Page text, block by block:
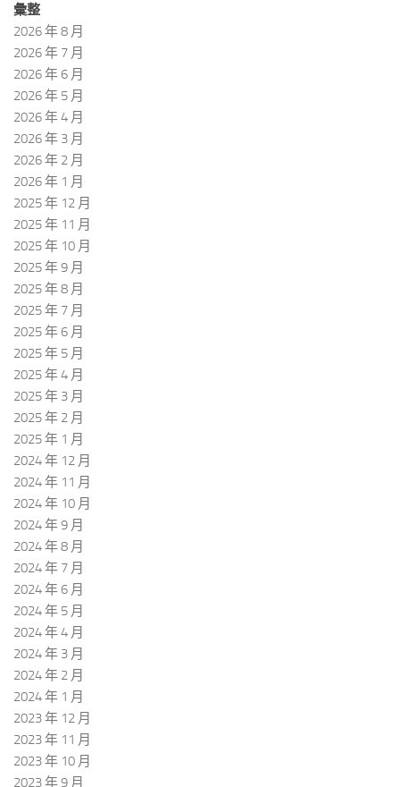
彙整
2026 年 8 月
2026 年 7 月
2026 年 6 月
2026 年 5 月
2026 年 4 月
2026 年 3 月
2026 年 2 月
2026 年 1 月
2025 年 12 月
2025 年 11 月
2025 年 10 月
2025 年 9 月
2025 年 8 月
2025 年 7 月
2025 年 6 月
2025 年 5 月
2025 年 4 月
2025 年 3 月
2025 年 2 月
2025 年 1 月
2024 年 12 月
2024 年 11 月
2024 年 10 月
2024 年 9 月
2024 年 8 月
2024 年 7 月
2024 年 6 月
2024 年 5 月
2024 年 4 月
2024 年 3 月
2024 年 2 月
2024 年 1 月
2023 年 12 月
2023 年 11 月
2023 年 10 月
2023 年 9 月